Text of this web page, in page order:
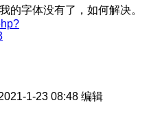
的字体没有了，如何解决。
1-23 08:48 编辑